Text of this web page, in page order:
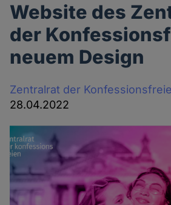
Website des
der
neuem Design
Zentralrat der
28.04.2022